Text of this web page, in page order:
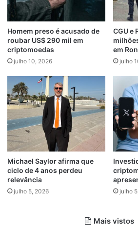
Homem preso é acusado de
roubar US$ 290 mil em
criptomoedas
julho 10, 2026
CGU e
em
julho
Michael Saylor afirma que
ciclo de 4 anos perdeu
relevância
julho 5, 2026 julho
Mais vistos